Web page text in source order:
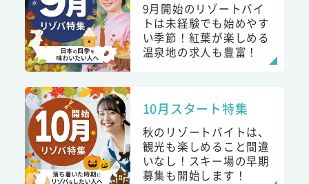
9月開始のリゾートバイ
トは未経験でも始めやす
い季節！紅葉が楽しめる
温泉地の求人も豊富！
10月スタート特集
秋のリゾートバイトは、
観光も楽しめること間違
いなし！スキー場の早期
募集も開始します！